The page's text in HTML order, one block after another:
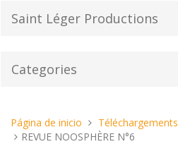
Saint Léger Productions
Categories
Estas
aquí:
Página de inicio Téléchargements
REVUE NOOSPHÈRE N°6